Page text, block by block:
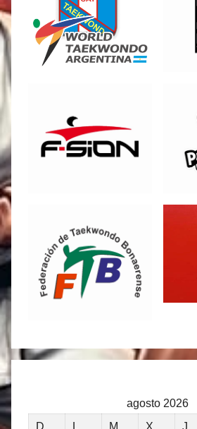
agosto 2026
D
L M X J